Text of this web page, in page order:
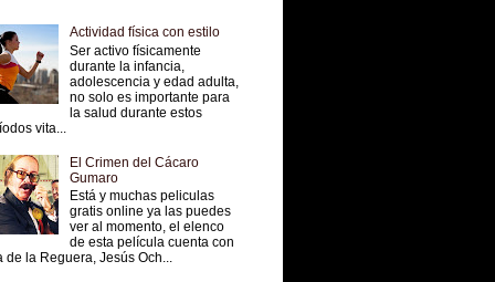
Actividad física con estilo
Ser activo físicamente
durante la infancia,
adolescencia y edad adulta,
no solo es importante para
la salud durante estos
vita...
El Crimen del Cácaro
Gumaro
Está y muchas peliculas
gratis online ya las puedes
ver al momento, el elenco
de esta película cuenta con
de la Reguera, Jesús Och...